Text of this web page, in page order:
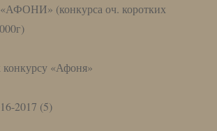
(конкурса оч. коротких
конкурсу «Афоня»
2017 (5)